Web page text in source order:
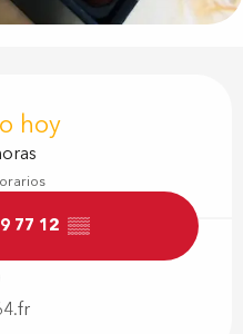
hoy
77 12 ▒▒